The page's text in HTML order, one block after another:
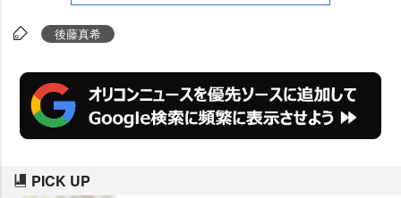
後藤真希
PICK UP